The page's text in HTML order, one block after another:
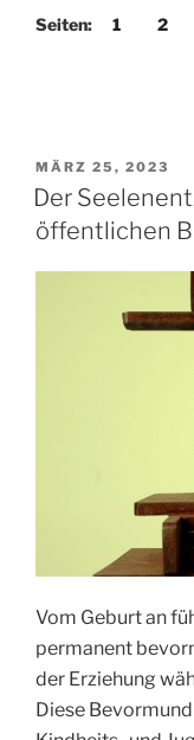
Seiten: 1 2
VERÖFFENTLICHT
AM
MÄRZ 25, 2023
Der
öffentlichen
Vom Geburt an
permanent
der Erziehung
Diese